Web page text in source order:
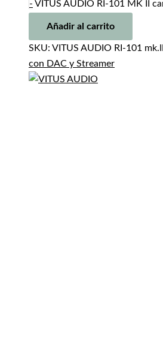
- VITUS AUDIO RI-101 MK II
Añadir al carrito
SKU: VITUS AUDIO RI-101 mk.II
con DAC y Streamer